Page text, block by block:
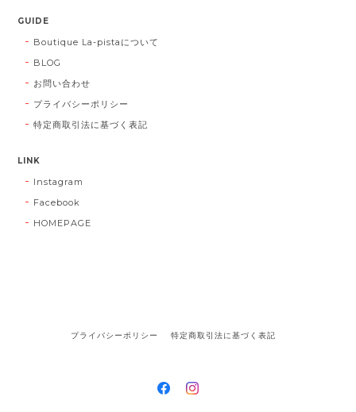
GUIDE
Boutique La-pistaについて
BLOG
お問い合わせ
プライバシーポリシー
特定商取引法に基づく表記
LINK
Instagram
Facebook
HOMEPAGE
プライバシーポリシー 特定商取引法に基づく表記